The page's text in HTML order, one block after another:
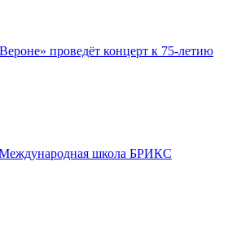
проведёт концерт к 75-летию
Международная школа БРИКС